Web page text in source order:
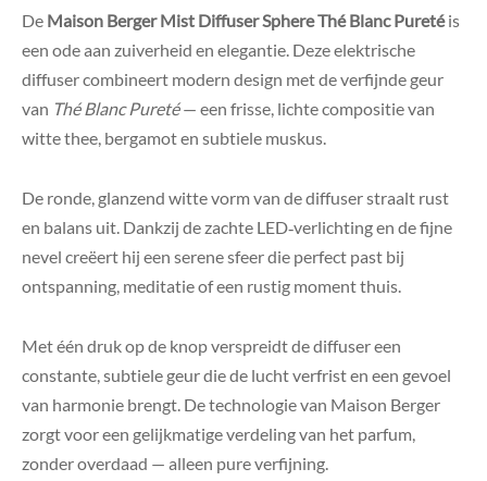
De Maison Berger Mist Diffuser Sphere Thé Blanc Puretéis
een ode aan zuiverheid en elegantie. Deze elektrische
diffuser combineert modern design met de verfijnde geur
van Thé Blanc Pureté— een frisse, lichte compositie van
witte thee, bergamot en subtiele muskus.
De ronde, glanzend witte vorm van de diffuser straalt rust
en balans uit. Dankzij de zachte LED‑verlichting en de fijne
nevel creëert hij een serene sfeer die perfect past bij
ontspanning, meditatie of een rustig moment thuis.
Met één druk op de knop verspreidt de diffuser een
constante, subtiele geur die de lucht verfrist en een gevoel
van harmonie brengt. De technologie van Maison Berger
zorgt voor een gelijkmatige verdeling van het parfum,
zonder overdaad — alleen pure verfijning.